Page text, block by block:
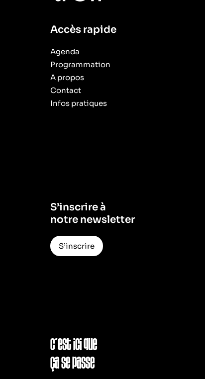
C’est ici que
ça se passe
Accès rapide
Agenda
Programmation
A propos
Contact
Infos pratiques
S’inscrire à
notre newsletter
S’inscrire